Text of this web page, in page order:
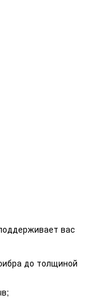
вас
до толщиной